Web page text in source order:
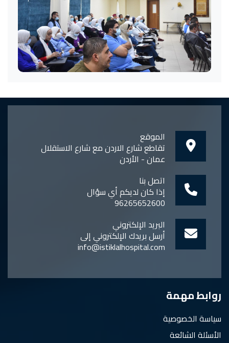
الموقع
تقاطع شارع الاردن مع شارع الاستقلال
عمان - الأردن
اتصل بنا
إذا كان لديكم أي سؤال
96265652600
البريد الإلكتروني
أرسل بريدك الإلكتروني إلى
info@istiklalhospital.com
روابط مهمة
سياسة الخصوصية
الأسئلة الشائعة